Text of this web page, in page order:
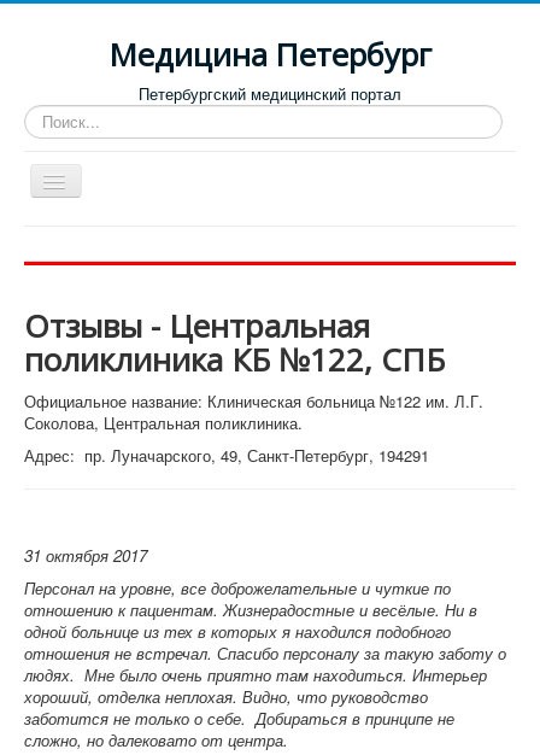
Медицина Петербург
Петербургский медицинский портал
Искать...
Toggle
Navigation
Роддома и женские консультации
Диспансеры
Лучшие клиники по направлениям
Отзывы о медицинских учреждениях
Отзывы - Центральная
поликлиника КБ №122, СПБ
Официальное название: Клиническая больница №122 им. Л.Г.
Соколова, Центральная поликлиника.
Адрес: пр. Луначарского, 49, Санкт-Петербург, 194291
31 октября 2017
Персонал на уровне, все доброжелательные и чуткие по
отношению к пациентам. Жизнерадостные и весёлые. Ни в
одной больнице из тех в которых я находился подобного
отношения не встречал. Спасибо персоналу за такую заботу о
людях. Мне было очень приятно там находиться. Интерьер
хороший, отделка неплохая. Видно, что руководство
заботится не только о себе. Добираться в принципе не
сложно, но далековато от центра.